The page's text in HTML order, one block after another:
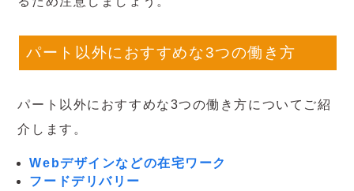
パート以外におすすめな3つの働き方
パート以外におすすめな3つの働き方についてご紹
介します。
Webデザインなどの在宅ワーク
フードデリバリー